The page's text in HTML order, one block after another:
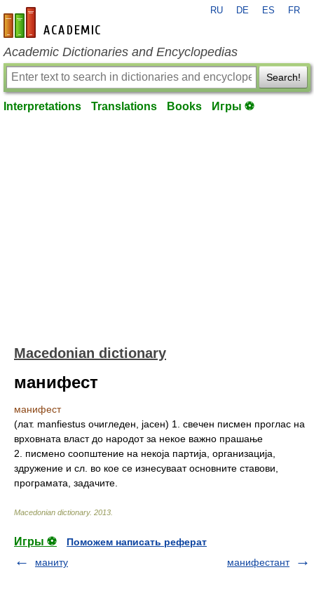
en-academic.com
RU DE ES FR
Academic Dictionaries and Encyclopedias
Search!
Interpretations Translations Books Игры ⚽
Macedonian dictionary
манифест
манифест
(лат. manfiestus очигледен, јасен) 1. свечен писмен проглас на
врховната власт до народот за некое важно прашање
2. писмено соопштение на некоја партија, организација,
здружение и сл. во кое се изнесуваат основните ставови,
програмата, задачите.
Macedonian dictionary. 2013
Игры ⚽
Поможем написать реферат
маниту
манифестант